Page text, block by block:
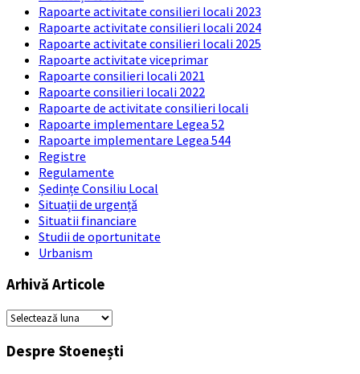
Rapoarte activitate consilieri locali 2023
Rapoarte activitate consilieri locali 2024
Rapoarte activitate consilieri locali 2025
Rapoarte activitate viceprimar
Rapoarte consilieri locali 2021
Rapoarte consilieri locali 2022
Rapoarte de activitate consilieri locali
Rapoarte implementare Legea 52
Rapoarte implementare Legea 544
Registre
Regulamente
Ședințe Consiliu Local
Situații de urgență
Situatii financiare
Studii de oportunitate
Urbanism
Arhivă Articole
Arhivă
Despre Stoenești